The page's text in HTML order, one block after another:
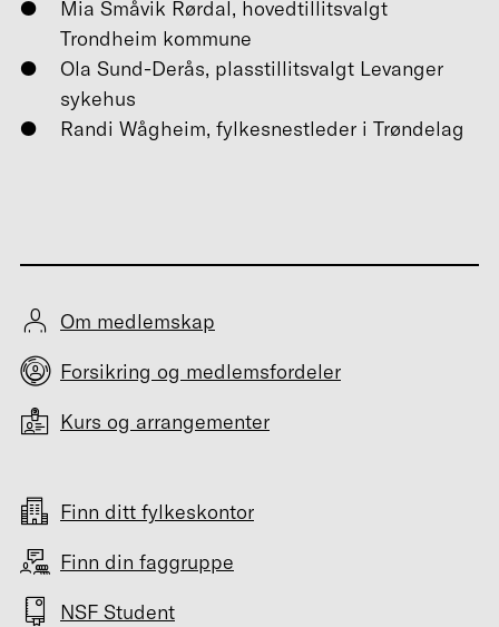
Mia Småvik Rørdal, hovedtillitsvalgt
Trondheim kommune
Ola Sund-Derås, plasstillitsvalgt Levanger
sykehus
Randi Wågheim, fylkesnestleder i Trøndelag
Om medlemskap
Forsikring og medlemsfordeler
Kurs og arrangementer
Finn ditt fylkeskontor
Finn din faggruppe
NSF Student